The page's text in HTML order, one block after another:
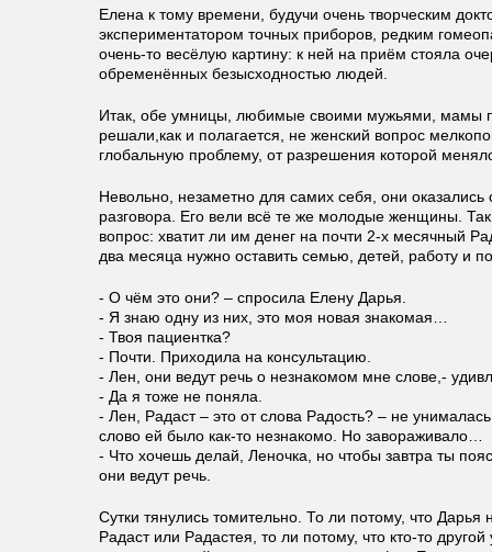
Елена к тому времени, будучи очень творческим
экспериментатором точных приборов, редким
очень-то весёлую картину: к ней на приём стояла
обременённых безысходностью людей.
Итак, обе умницы, любимые своими мужьями, мамы
решали,как и полагается, не женский вопрос
глобальную проблему, от разрешения которой
Невольно, незаметно для самих себя, они оказались
разговора. Его вели всё те же молодые женщины.
вопрос: хватит ли им денег на почти 2-х месячный
два месяца нужно оставить семью, детей, работу и
- О чём это они? – спросила Елену Дарья.
- Я знаю одну из них, это моя новая знакомая…
- Твоя пациентка?
- Почти. Приходила на консультацию.
- Лен, они ведут речь о незнакомом мне слове,-
- Да я тоже не поняла.
- Лен, Радаст – это от слова Радость? – не
слово ей было как-то незнакомо. Но завораживало…
- Что хочешь делай, Леночка, но чтобы завтра ты
они ведут речь.
Сутки тянулись томительно. То ли потому, что
Радаст или Радастея, то ли потому, что кто-то